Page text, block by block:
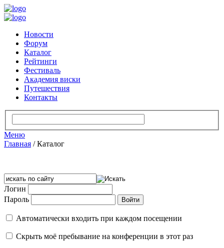
Новости
Форум
Каталог
Рейтинги
Фестиваль
Академия виски
Путешествия
Контакты
Меню
Главная /Каталог
Логин
Пароль
Автоматически входить при каждом посещении
Скрыть моё пребывание на конференции в этот раз